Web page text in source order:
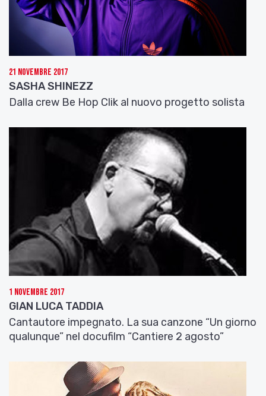
21 Novembre 2017
SASHA SHINEZZ
Dalla crew Be Hop Clik al nuovo progetto solista
1 Novembre 2017
GIAN LUCA TADDIA
Cantautore impegnato. La sua canzone “Un giorno
qualunque” nel docufilm “Cantiere 2 agosto”